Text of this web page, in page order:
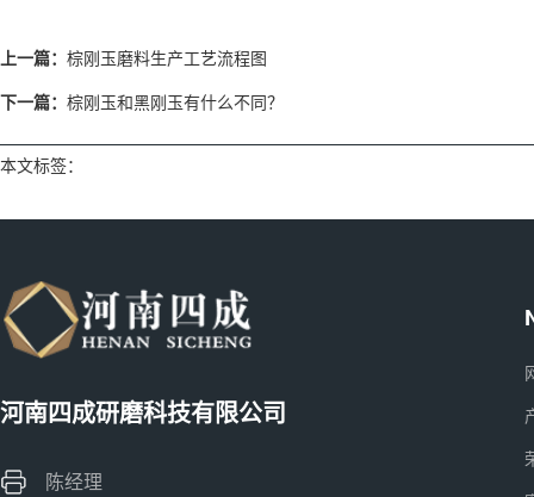
上一篇： 棕刚玉磨料生产工艺流程图
下一篇： 棕刚玉和黑刚玉有什么不同？
本文标签：
河南四成研磨科技有限公司
陈经理